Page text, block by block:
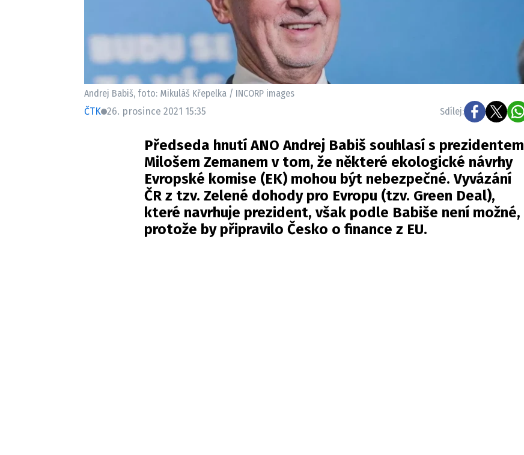
Andrej Babiš, foto: Mikuláš Křepelka / INCORP images
ČTK 26. prosince 2021 15:35 Sdílej:
Předseda hnutí ANO Andrej Babiš souhlasí s prezidentem
Milošem Zemanem v tom, že některé ekologické návrhy
Evropské komise (EK) mohou být nebezpečné. Vyvázání
ČR z tzv. Zelené dohody pro Evropu (tzv. Green Deal),
které navrhuje prezident, však podle Babiše není možné,
protože by připravilo Česko o finance z EU.